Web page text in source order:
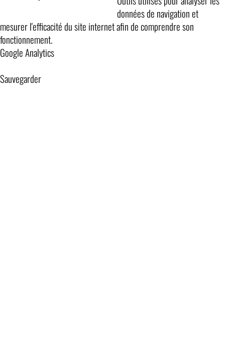
données de navigation et
mesurer l'efficacité du site internet afin de comprendre son
fonctionnement.
Google Analytics
Sauvegarder